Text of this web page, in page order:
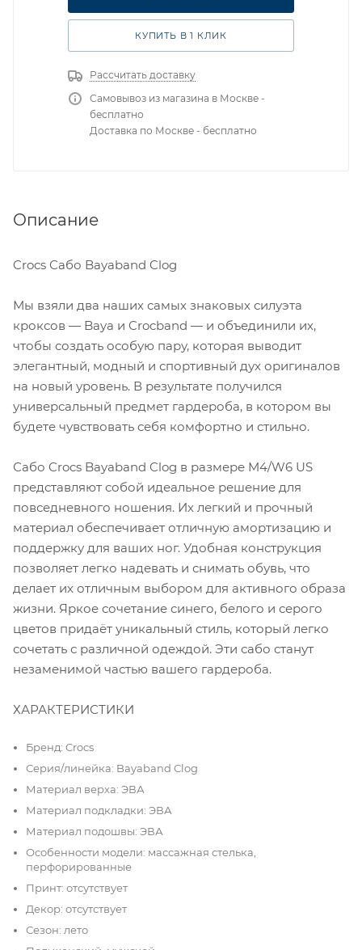
КУПИТЬ В 1 КЛИК
Рассчитать доставку
Самовывоз из магазина в Москве -
бесплатно
Доставка по Москве - бесплатно
Описание
Crocs Сабо Bayaband Clog
Мы взяли два наших самых знаковых силуэта
кроксов — Baya и Crocband — и объединили их,
чтобы создать особую пару, которая выводит
элегантный, модный и спортивный дух оригиналов
на новый уровень. В результате получился
универсальный предмет гардероба, в котором вы
будете чувствовать себя комфортно и стильно.
Сабо Crocs Bayaband Clog в размере M4/W6 US
представляют собой идеальное решение для
повседневного ношения. Их легкий и прочный
материал обеспечивает отличную амортизацию и
поддержку для ваших ног. Удобная конструкция
позволяет легко надевать и снимать обувь, что
делает их отличным выбором для активного образа
жизни. Яркое сочетание синего, белого и серого
цветов придаёт уникальный стиль, который легко
сочетать с различной одеждой. Эти сабо станут
незаменимой частью вашего гардероба.
ХАРАКТЕРИСТИКИ
Бренд: Crocs
Серия/линейка: Bayaband Clog
Материал верха: ЭВА
Материал подкладки: ЭВА
Материал подошвы: ЭВА
Особенности модели: массажная стелька,
перфорированные
Принт: отсутствует
Декор: отсутствует
Сезон: лето